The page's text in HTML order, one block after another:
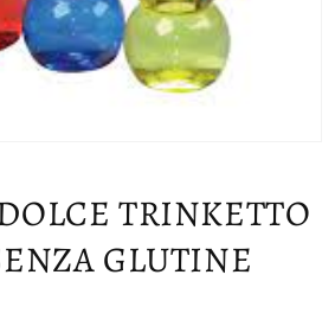
TRINKETTO
GLUTINE